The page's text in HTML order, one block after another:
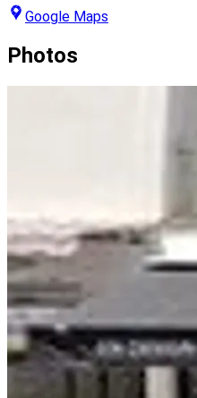
Google Maps
Photos